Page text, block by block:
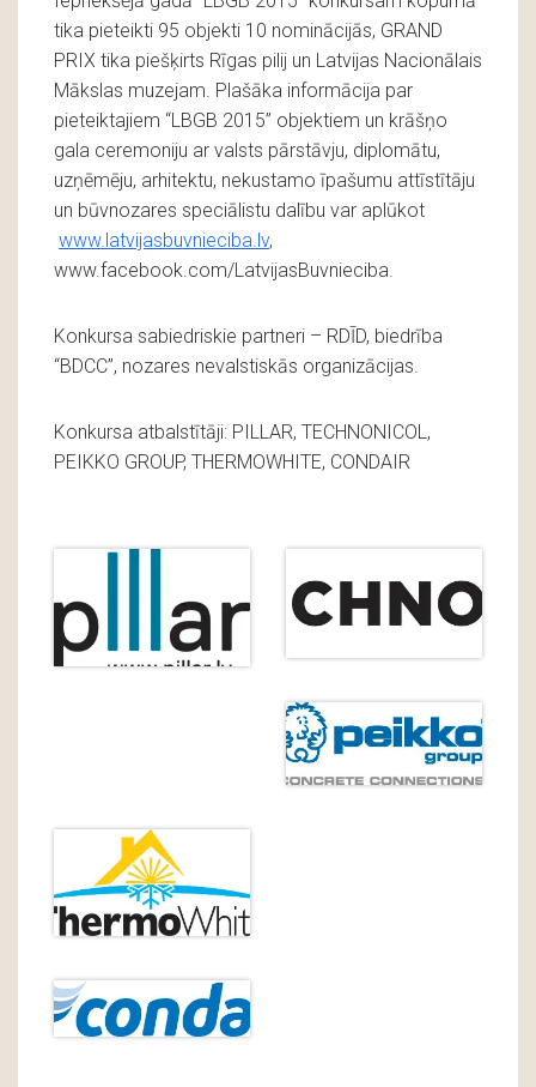
tika pieteikti 95 objekti 10 nominācijās, GRAND
PRIX tika piešķirts Rīgas pilij un Latvijas Nacionālais
Mākslas muzejam. Plašāka informācija par
pieteiktajiem “LBGB 2015” objektiem un krāšņo
gala ceremoniju ar valsts pārstāvju, diplomātu,
uzņēmēju, arhitektu, nekustamo īpašumu attīstītāju
un būvnozares speciālistu dalību var aplūkot
www.latvijasbuvnieciba.lv,
www.facebook.com/LatvijasBuvnieciba.
Konkursa sabiedriskie partneri – RDĪD, biedrība
“BDCC”, nozares nevalstiskās organizācijas.
Konkursa atbalstītāji: PILLAR, TECHNONICOL,
PEIKKO GROUP, THERMOWHITE, CONDAIR